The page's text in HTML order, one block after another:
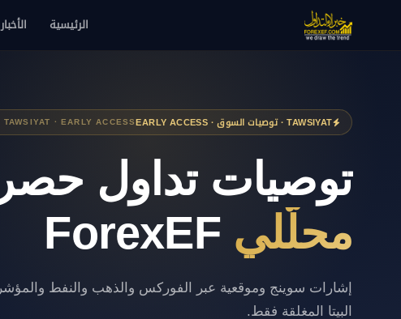
الرئيسية الأخبار
TAWSIYAT · توصيات السوق · EARLY ACCESS TAWSIYAT · EARLY ACCESS
توصيات تداول
محلّلي ForexEF
إشارات سوينج وموقعية عبر الفوركس والذهب والنفط
البيتا المغلقة فقط.